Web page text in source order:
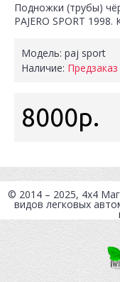
Подножки (трубы)
PAJERO SPORT
Модель: paj sport
Наличие: Предзаказ
8000р.
© 2014 – 2025, 4x4
видов легковых